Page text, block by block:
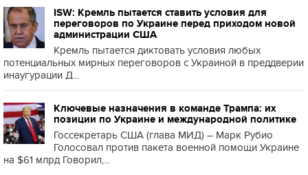
ISW: Кремль пытается ставить условия для
переговоров по Украине перед приходом новой
администрации США
Кремль пытается диктовать условия любых
потенциальных мирных переговоров с Украиной в преддверии
инаугурации Д...
Ключевые назначения в команде Трампа: их
позиции по Украине и международной политике
Госсекретарь США (глава МИД) – Марк Рубио
Голосовал против пакета военной помощи Украине
на $61 млрд Говорил,...